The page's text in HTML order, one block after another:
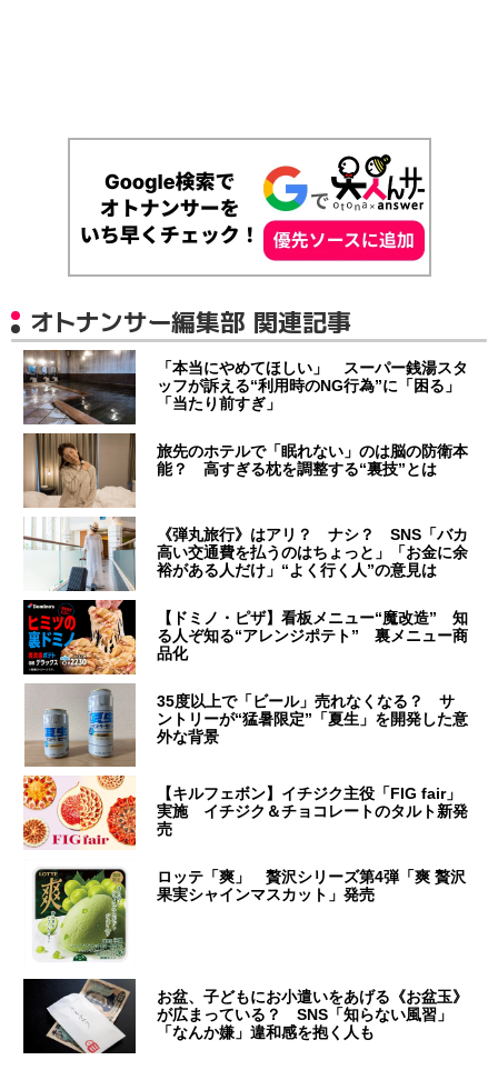
オトナンサー編集部 関連記事
「本当にやめてほしい」 スーパー銭湯スタ
ッフが訴える“利用時のNG行為”に「困る」
「当たり前すぎ」
旅先のホテルで「眠れない」のは脳の防衛本
能？ 高すぎる枕を調整する“裏技”とは
《弾丸旅行》はアリ？ ナシ？ SNS「バカ
高い交通費を払うのはちょっと」「お金に余
裕がある人だけ」“よく行く人”の意見は
【ドミノ・ピザ】看板メニュー“魔改造” 知
る人ぞ知る“アレンジポテト” 裏メニュー商
品化
35度以上で「ビール」売れなくなる？ サ
ントリーが“猛暑限定”「夏生」を開発した意
外な背景
【キルフェボン】イチジク主役「FIG fair」
実施 イチジク＆チョコレートのタルト新発
売
ロッテ「爽」 贅沢シリーズ第4弾「爽 贅沢
果実シャインマスカット」発売
お盆、子どもにお小遣いをあげる《お盆玉》
が広まっている？ SNS「知らない風習」
「なんか嫌」違和感を抱く人も